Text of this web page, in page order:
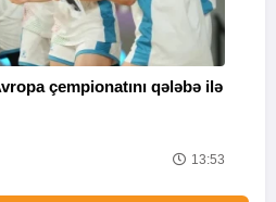
çempionatını qələbə ilə
13:53